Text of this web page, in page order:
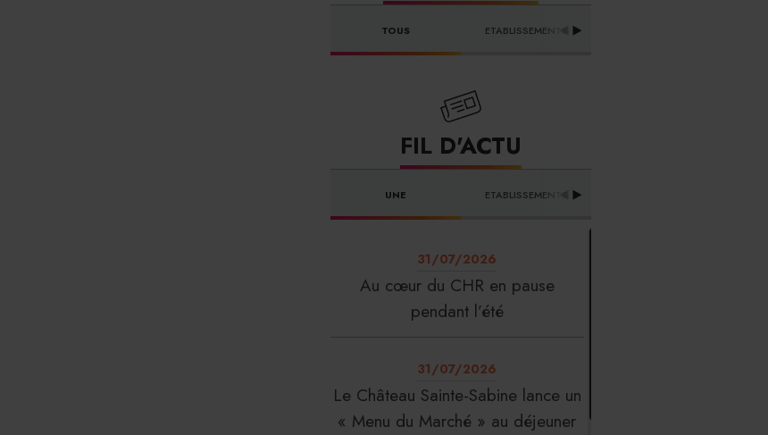
TOUS ETABLISSEMENTS
FIL D'ACTU
UNE ETABLISSEMENTS
31/07/2026
Au cœur du CHR en pause
pendant l’été
31/07/2026
Le Château Sainte-Sabine lance un
« Menu du Marché » au déjeuner